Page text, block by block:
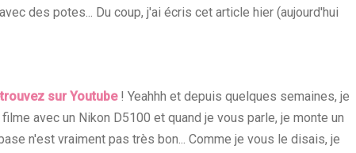
des potes... Du coup, j'ai écris cet article hier (aujourd'hui
sur Youtube! Yeahhh et depuis quelques semaines, je
avec un Nikon D5100 et quand je vous parle, je monte un
n'est vraiment pas très bon... Comme je vous le disais, je